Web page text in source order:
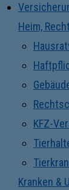
Heim,
KFZ-
Kranken &